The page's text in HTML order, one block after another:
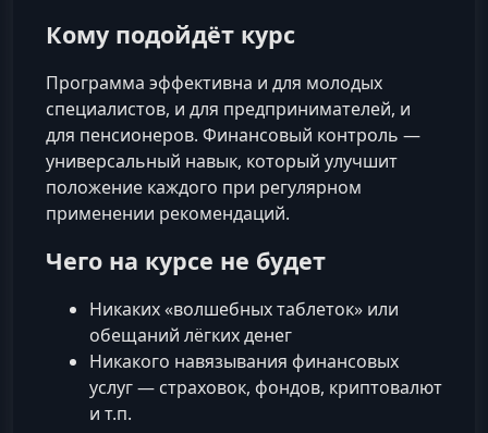
Кому подойдёт курс
Программа эффективна и для молодых
специалистов, и для предпринимателей, и
для пенсионеров. Финансовый контроль —
универсальный навык, который улучшит
положение каждого при регулярном
применении рекомендаций.
Чего на курсе не будет
Никаких «волшебных таблеток» или
обещаний лёгких денег
Никакого навязывания финансовых
услуг — страховок, фондов, криптовалют
и т.п.